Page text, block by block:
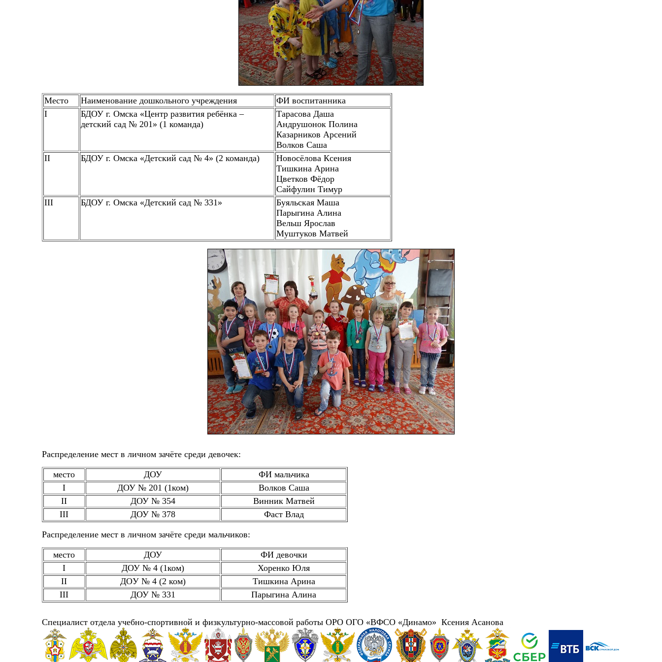
Место Наименование дошкольного учреждения
ФИ воспитанника
I
БДОУ г. Омска «Центр развития ребёнка –
детский сад № 201» (1 команда)
Тарасова Даша
Андрушонок Полина
Казарников Арсений
Волков Саша
II
БДОУ г. Омска «Детский сад № 4» (2 команда)
Новосёлова Ксения
Тишкина Арина
Цветков Фёдор
Сайфулин Тимур
III
БДОУ г. Омска «Детский сад № 331»
Буяльская Маша
Парыгина Алина
Вельш Ярослав
Муштуков Матвей
Распределение мест в личном зачёте среди девочек:
место ДОУ
ФИ мальчика
I
ДОУ № 201 (1ком)
Волков Саша
II
ДОУ № 354
Винник Матвей
III
ДОУ № 378 Фаст Влад
Распределение мест в личном зачёте среди мальчиков:
место ДОУ
ФИ девочки
I
ДОУ № 4 (1ком)
Хоренко Юля
II
ДОУ № 4 (2 ком)
Тишкина Арина
III
ДОУ № 331 Парыгина Алина
Специалист отдела учебно-спортивной и физкультурно-массовой работы ОРО ОГО «ВФСО «Динамо» Ксения Асанова